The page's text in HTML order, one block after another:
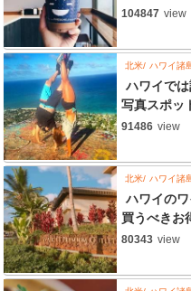
104847 view
北米 ハワイ諸
ハワイで
写真スポッ
91486 view
北米 ハワイ諸
ハワイの
買うべきお
80343 view